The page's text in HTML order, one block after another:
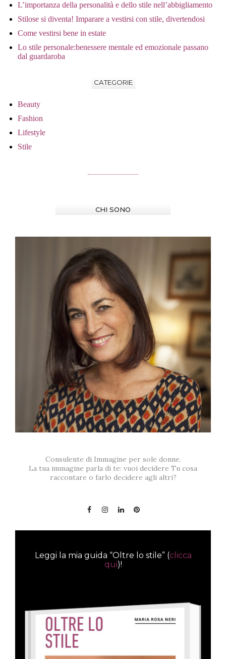
L’importanza della personalità e dello stile nell’abbigliamento
Stilose si diventa! Imparare a vestirsi con stile, divertendosi
Come vestirsi bene in estate
Lo stile personale:benessere mentale ed emozionale passano
dal guardaroba
CATEGORIE
Beauty
Fashion
Lifestyle
Stile
CHI SONO
Consulente di Immagine per sole donne.
La tua immagine parla di te: vuoi decidere Tu cosa
raccontare o farlo decidere agli altri?
Leggi la mia guida “Oltre lo stile” (clicca
qui)!